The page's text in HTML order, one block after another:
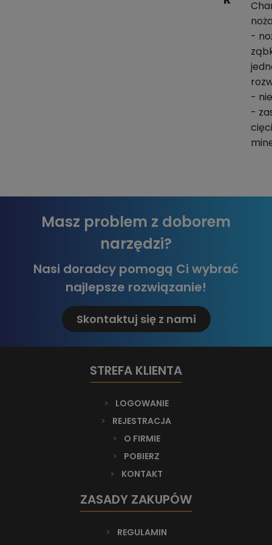
-
-
-
Masz problem z doborem
narzędzi?
Nasi doradcy pomogą Ci wybrać
najlepsze rozwiązanie!
Skontaktuj się z nami
STREFA KLIENTA
>
LOGOWANIE
>
REJESTRACJA
>
O FIRMIE
>
POBIERZ
>
KONTAKT
ZASADY ZAKUPÓW
>
REGULAMIN